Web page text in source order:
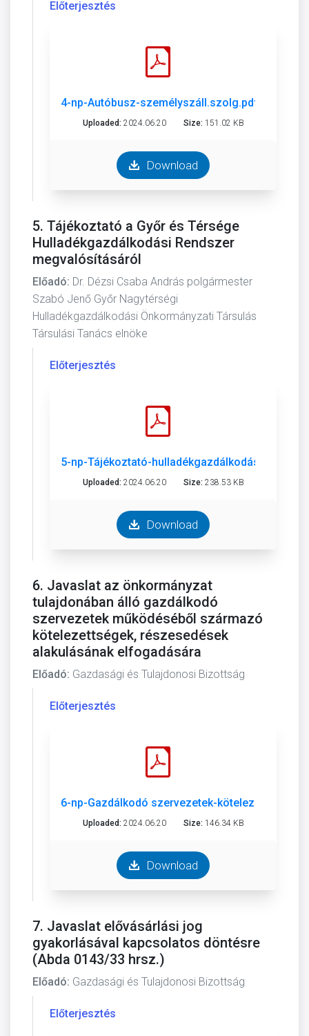
Előterjesztés
4-np-Autóbusz-személyszáll.szolg.pdf
Uploaded: 2024.06.20 Size: 151.02 KB
Download
5. Tájékoztató a Győr és Térsége
Hulladékgazdálkodási Rendszer
megvalósításáról
Előadó: Dr. Dézsi Csaba András polgármester
Szabó Jenő Győr Nagytérségi
Hulladékgazdálkodási Önkormányzati Társulás
Társulási Tanács elnöke
Előterjesztés
5-np-Tájékoztató-hulladékgazdálkodási
Uploaded: 2024.06.20 Size: 238.53 KB
Download
6. Javaslat az önkormányzat
tulajdonában álló gazdálkodó
szervezetek működéséből származó
kötelezettségek, részesedések
alakulásának elfogadására
Előadó: Gazdasági és Tulajdonosi Bizottság
Előterjesztés
6-np-Gazdálkodó szervezetek-kötelezettségek-
Uploaded: 2024.06.20 Size: 146.34 KB
Download
7. Javaslat elővásárlási jog
gyakorlásával kapcsolatos döntésre
(Abda 0143/33 hrsz.)
Előadó: Gazdasági és Tulajdonosi Bizottság
Előterjesztés